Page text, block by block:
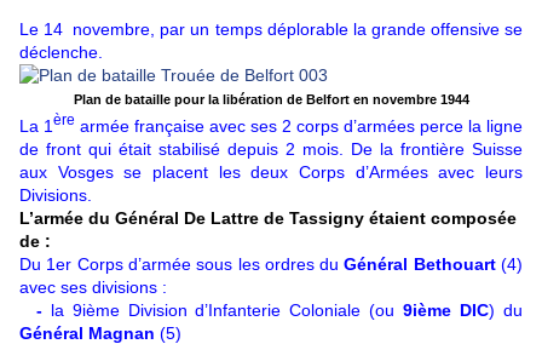
Le 14 novembre, par un temps déplorable la grande offensive se
déclenche.
Plan de bataille pour la libération de Belfort en novembre 1944
La 1 ère armée française avec ses 2 corps d’armées perce la ligne
de front qui était stabilisé depuis 2 mois. De la frontière Suisse
aux Vosges se placent les deux Corps d’Armées avec leurs
Divisions.
L’armée du Général De Lattre de Tassigny étaient composée
de :
Du 1er Corps d’armée sous les ordres duGénéral Bethouart(4)
avec ses divisions :
-la 9ième Division d’Infanterie Coloniale (ou9ième DIC) du
Général Magnan (5)